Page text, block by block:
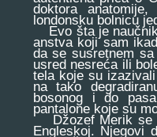
doktora
londonsku bolnicu
Evo šta je naučnik
anstva koji sam
da se susretnem
usred nesreća ili
tela koje su
na tako
bosonog i do
pantalone koje su
Džozef Merik se
Engleskoj. Njegovi